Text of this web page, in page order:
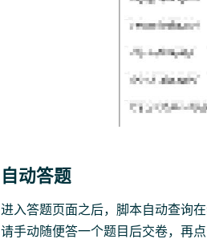
自动答题
进入答题页面之后，脚本自动查询
请手动随便答一个题目后交卷，再